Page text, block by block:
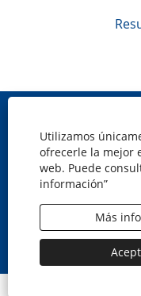
Utilizamos
ofrecerle la mejor
web. Puede
información”
Más
S
e
a
b